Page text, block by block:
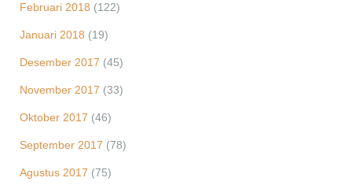
Februari 2018 (122)
Januari 2018 (19)
Desember 2017 (45)
November 2017 (33)
Oktober 2017 (46)
September 2017 (78)
Agustus 2017 (75)